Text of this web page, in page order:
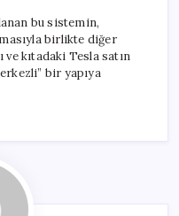
bu sistemin,
birlikte diğer
ve kıtadaki Tesla satın
bir yapıya